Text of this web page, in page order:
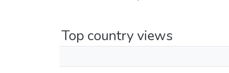
Top country views